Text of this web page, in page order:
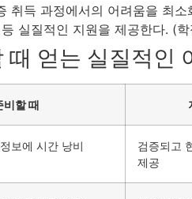
취득 과정에서의 어려움을 최
실질적인 지원을 제공한다. (
얻는 실질적인
비할 때
보에 시간 낭비
검증되고
제공